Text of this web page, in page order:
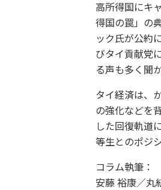
高所得国にキ
得国の罠」の
ック氏が公約
びタイ貢献党
る声も多く聞
タイ経済は、
の強化などを
した回復軌道
等生とのポジ
コラム執筆：
安藤 裕康／丸